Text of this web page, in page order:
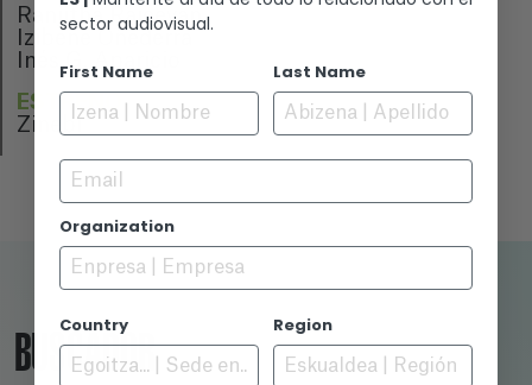
Ranjitha Rajeevan
Izibene Oñederra
Inés G. Aparicio
ESTRENO
Zinebi
BUSCADOR
sector audiovisual.
First Name Last Name
Email
Organization
Country Region